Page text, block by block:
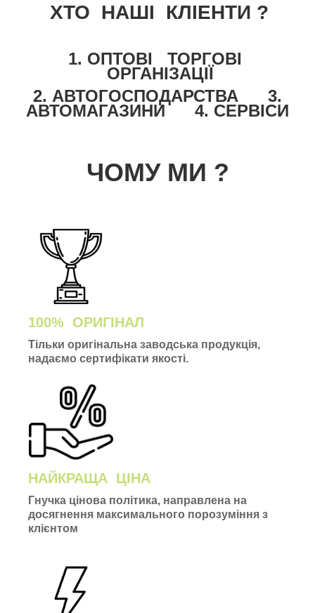
ХТО НАШІ КЛІЕНТИ ?
1. ОПТОВІ ТОРГОВІ
ОРГАНІЗАЦІЇ
2. АВТОГОСПОДАРСТВА 3.
АВТОМАГАЗИНИ 4. СЕРВІСИ
ЧОМУ МИ ?
100% ОРИГІНАЛ
Тільки оригінальна заводська продукція,
надаємо сертифікати якості.
НАЙКРАЩА ЦІНА
Гнучка цінова політика, направлена на
досягнення максимального порозуміння з
клієнтом